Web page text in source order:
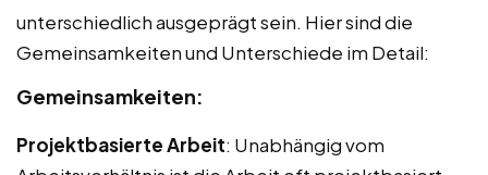
unterschiedlich ausgeprägt sein. Hier sind die
Gemeinsamkeiten und Unterschiede im Detail:
Gemeinsamkeiten:
Projektbasierte Arbeit: Unabhängig vom